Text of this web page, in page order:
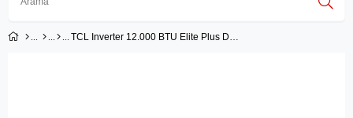
TCL Inverter 12.000 BTU Elite Plus Duvar Tipi Klima – Yapay Zeka, Hızlı Soğutma, 3D Hava Dağılımı (TAC-12CHSD/XA82I)